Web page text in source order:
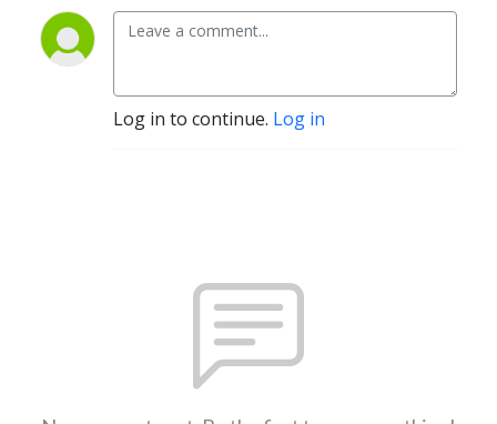
Log in to continue. Log in